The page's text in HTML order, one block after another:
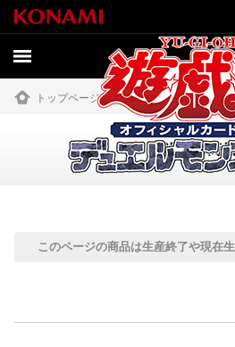
トップページ » 商品情報 » 過去の商
過去の商品
このページの商品は生産終了や現在